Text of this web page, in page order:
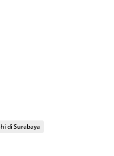
di Surabaya